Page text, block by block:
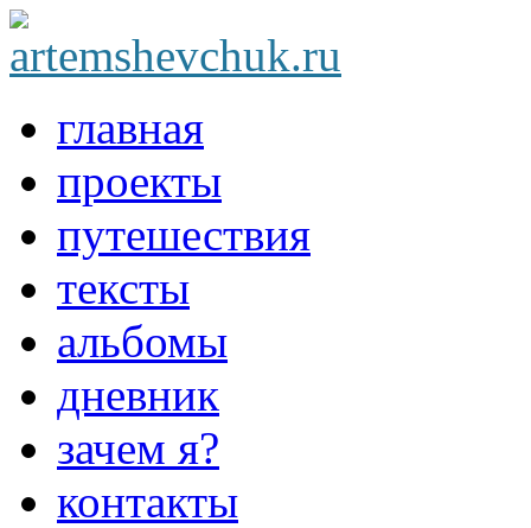
главная
проекты
путешествия
тексты
альбомы
дневник
зачем я?
контакты